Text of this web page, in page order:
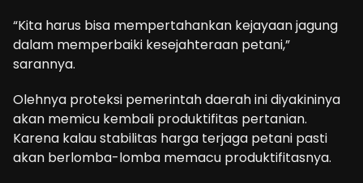
“Kita harus bisa mempertahankan kejayaan jagung
dalam memperbaiki kesejahteraan petani,”
sarannya.
Olehnya proteksi pemerintah daerah ini diyakininya
akan memicu kembali produktifitas pertanian.
Karena kalau stabilitas harga terjaga petani pasti
akan berlomba-lomba memacu produktifitasnya.